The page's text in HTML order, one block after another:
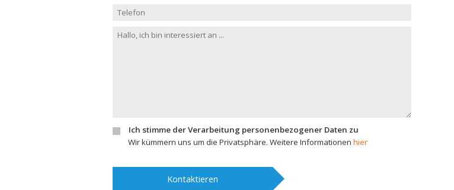
Ich stimme der Verarbeitung personenbezogener Daten zu
Wir kümmern uns um die Privatsphäre. Weitere Informationen hier
Kontaktieren